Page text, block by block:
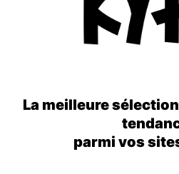
La meilleure
parmi vos